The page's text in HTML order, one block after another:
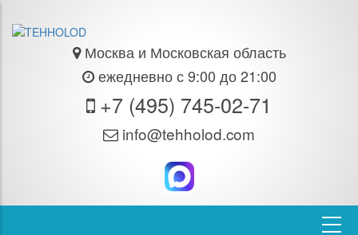
Москва и Московская область
ежедневно с 9:00 до 21:00
+7 (495) 745-02-71
info@tehholod.com